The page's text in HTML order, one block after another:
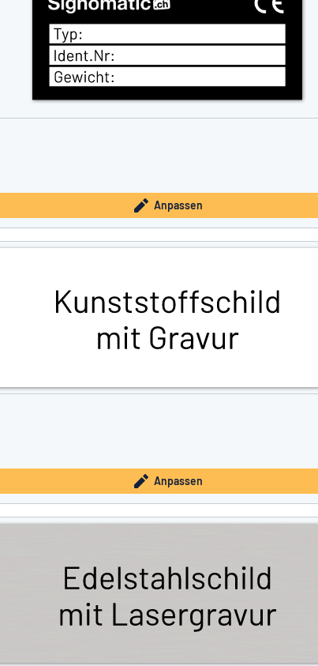
Anpassen
Anpassen